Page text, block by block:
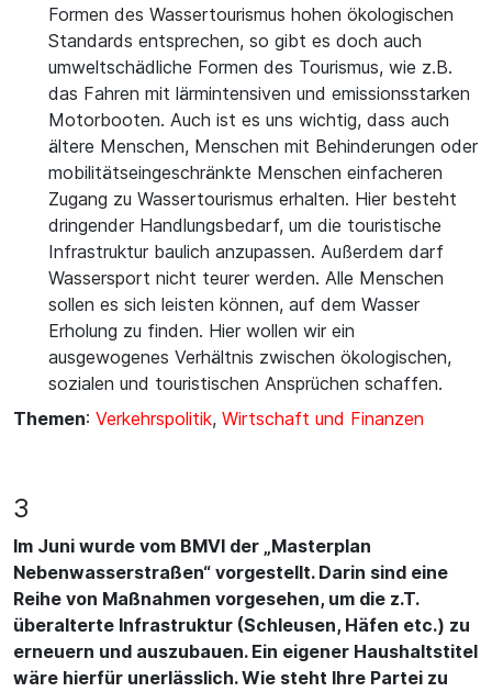
Formen des Wassertourismus hohen ökologischen
Standards entsprechen, so gibt es doch auch
umweltschädliche Formen des Tourismus, wie z.B.
das Fahren mit lärmintensiven und emissionsstarken
Motorbooten. Auch ist es uns wichtig, dass auch
ältere Menschen, Menschen mit Behinderungen oder
mobilitätseingeschränkte Menschen einfacheren
Zugang zu Wassertourismus erhalten. Hier besteht
dringender Handlungsbedarf, um die touristische
Infrastruktur baulich anzupassen. Außerdem darf
Wassersport nicht teurer werden. Alle Menschen
sollen es sich leisten können, auf dem Wasser
Erholung zu finden. Hier wollen wir ein
ausgewogenes Verhältnis zwischen ökologischen,
sozialen und touristischen Ansprüchen schaffen.
Themen: Verkehrspolitik, Wirtschaft und Finanzen
3
Im Juni wurde vom BMVI der „Masterplan
Nebenwasserstraßen“ vorgestellt. Darin sind eine
Reihe von Maßnahmen vorgesehen, um die z.T.
überalterte Infrastruktur (Schleusen, Häfen etc.) zu
erneuern und auszubauen. Ein eigener Haushaltstitel
wäre hierfür unerlässlich. Wie steht Ihre Partei zu